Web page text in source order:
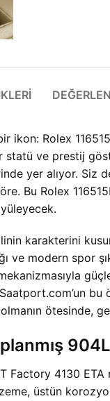
ikon: Rolex
ve prestij
yer alıyor. Siz
Bu Rolex
karakterini
ve modern spor
ötesinde,
Factory 4130
üstün